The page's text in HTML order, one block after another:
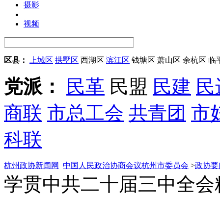
摄影
视频
区县： 上城区 拱墅区 西湖区 滨江区 钱塘区 萧山区 余杭区 临
党派： 民革 民盟 民建
商联 市总工会 共青团 市
科联
杭州政协新闻网 中国人民政治协商会议杭州市委员会 >政协要
学贯中共二十届三中全